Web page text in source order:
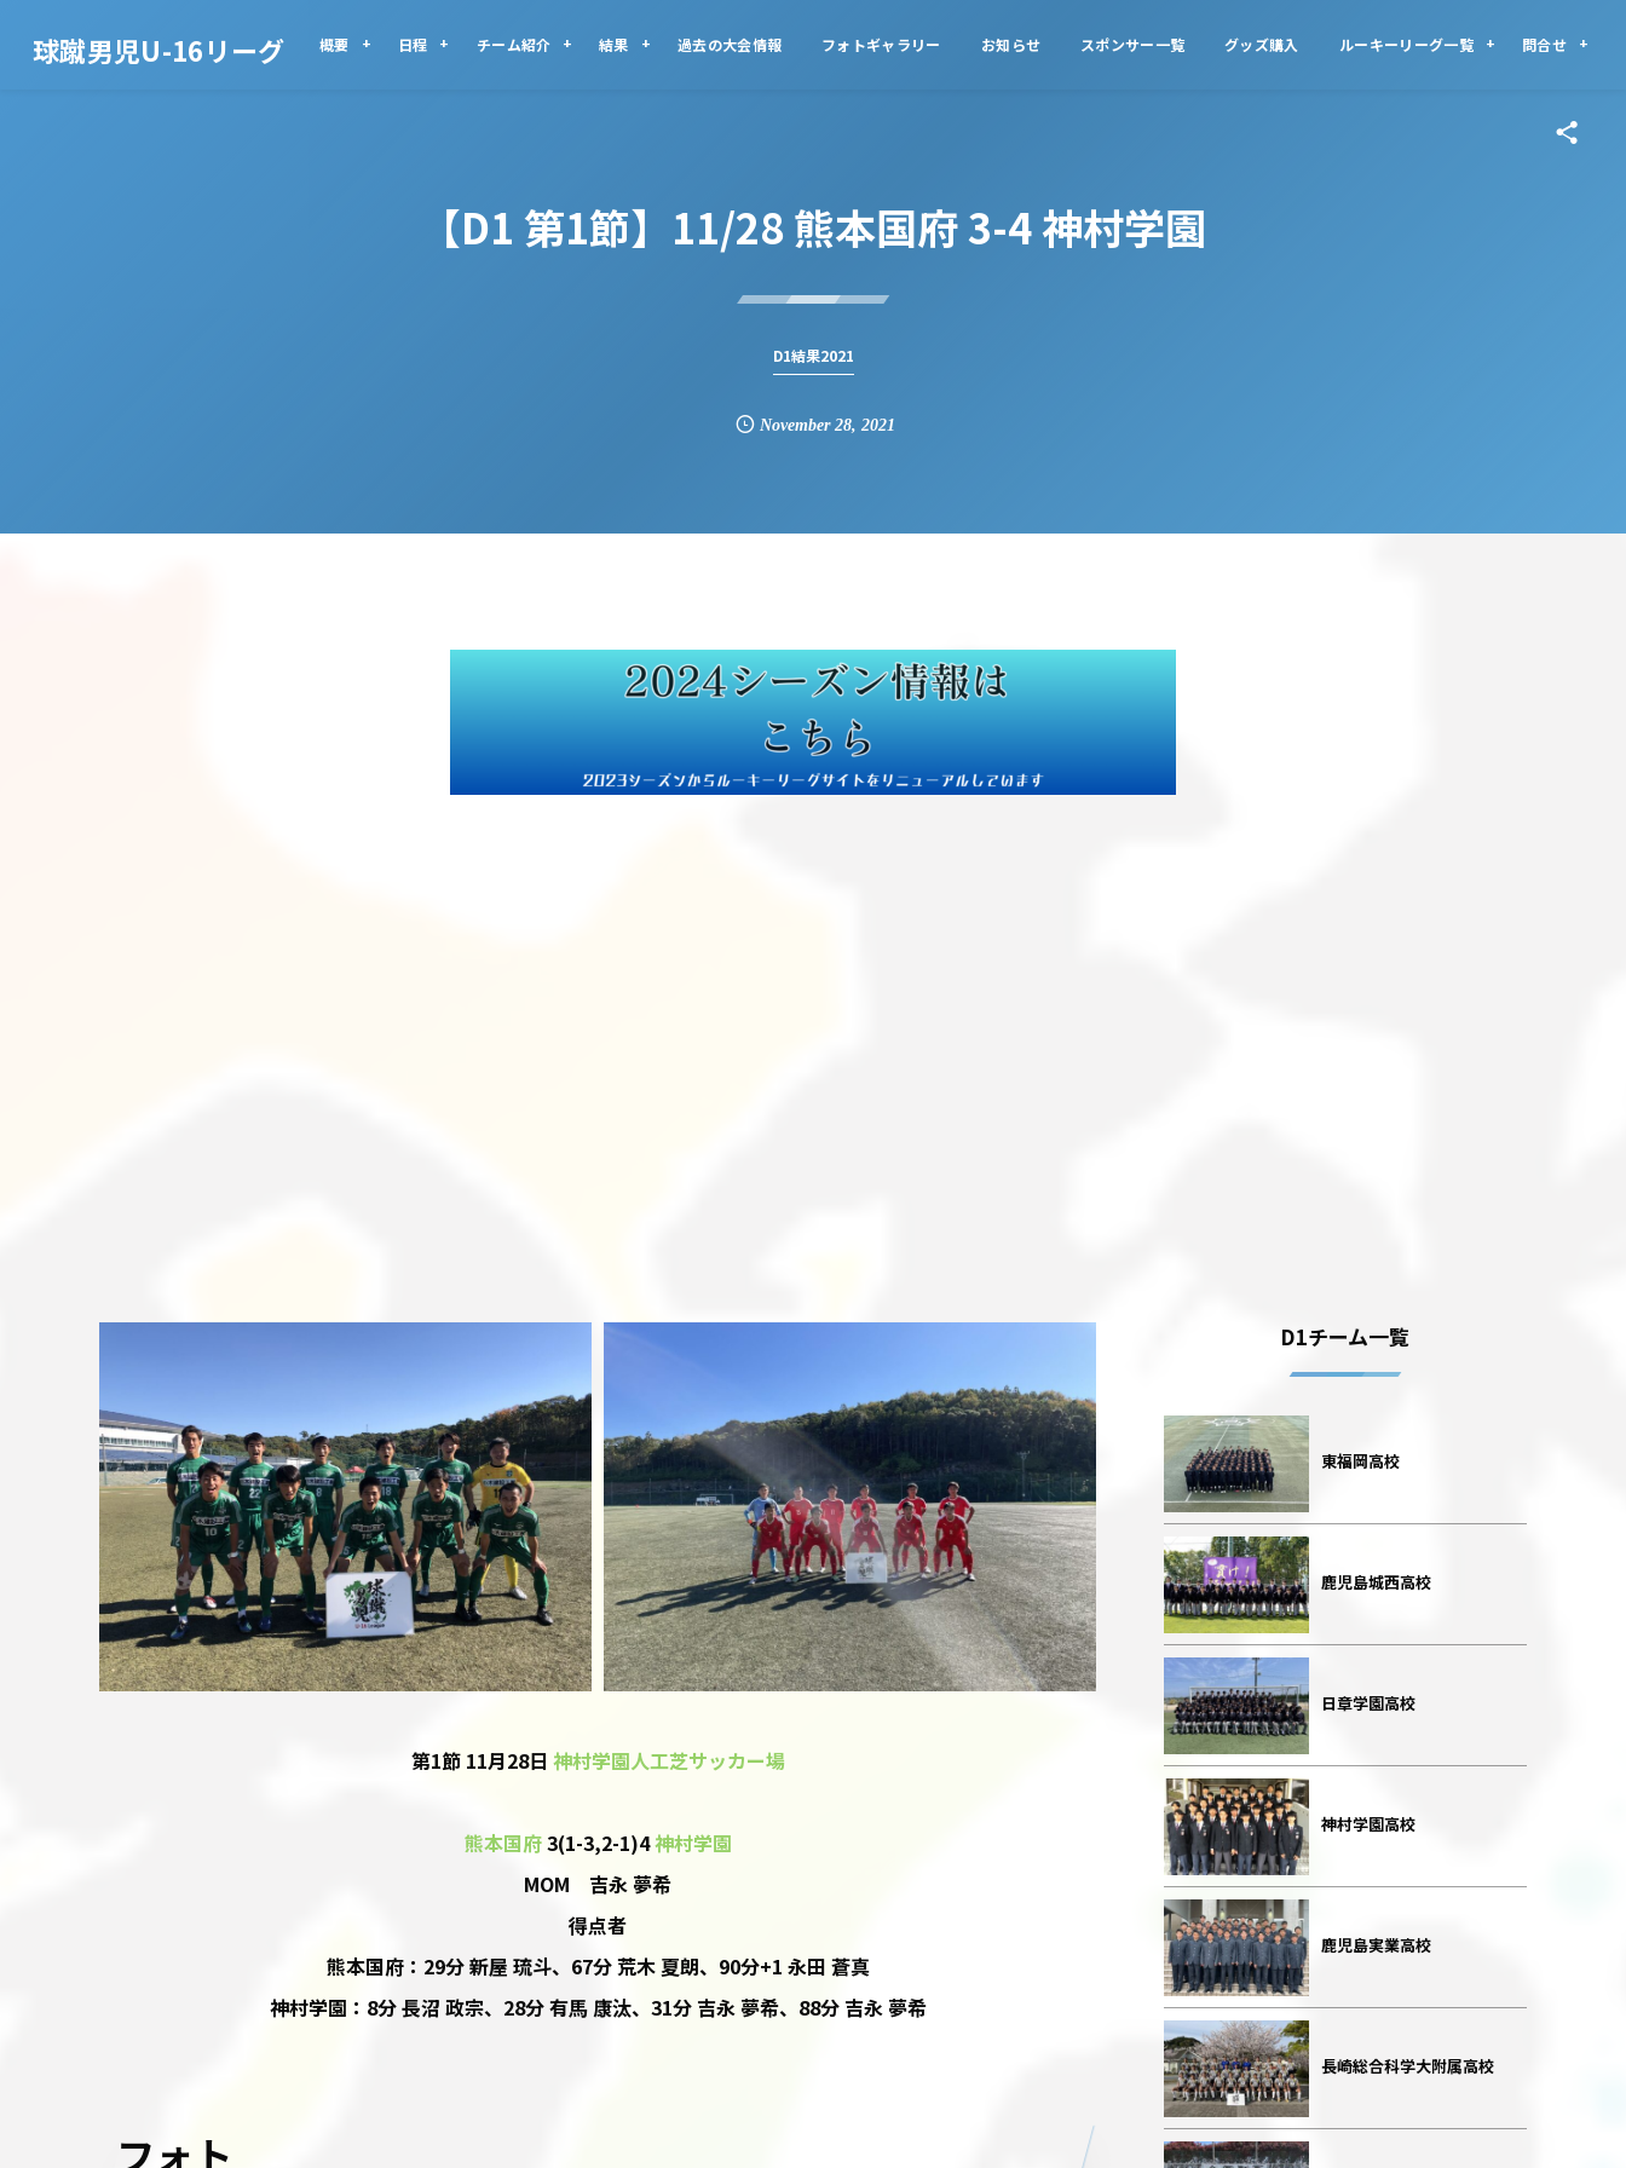
球蹴男児U-16リーグ 概要 日程 チーム紹介 結果 過去の大会情報 フォトギャラリー お知らせ スポンサー一覧 グッズ購入 ルーキーリーグ一覧 問合せ
【D1 第1節】11/28 熊本国府 3-4 神村学園
D1結果2021
November 28, 2021
第1節 11月28日 神村学園人工芝サッカー場
熊本国府3(1-3,2-1)4神村学園
MOM 吉永 夢希
得点者
熊本国府：29分 新屋 琉斗、67分 荒木 夏朗、90分+1 永田 蒼真
神村学園：8分 長沼 政宗、28分 有馬 康汰、31分 吉永 夢希、88分 吉永 夢希
フォト
D1チーム一覧
東福岡高校
鹿児島城西高校
日章学園高校
神村学園高校
鹿児島実業高校
長崎総合科学大附属高校